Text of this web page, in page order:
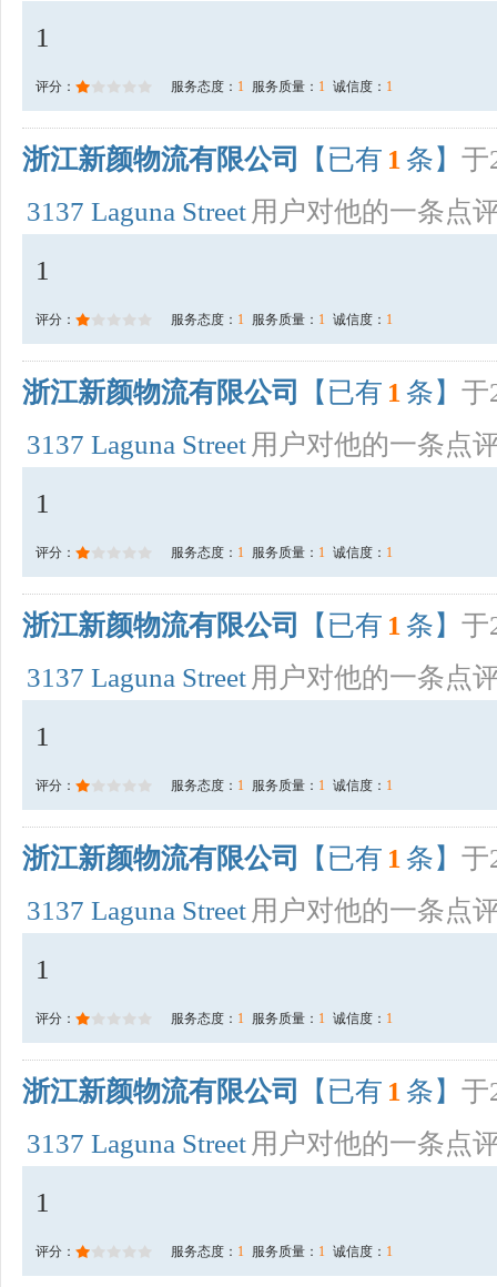
1
评分： 服务态度： 1 服务质量： 1 诚信度： 1
浙江新颜物流有限公司 【已有 1 条】 于
3137 Laguna Street 用户对他的一条点
1
评分： 服务态度： 1 服务质量： 1 诚信度： 1
浙江新颜物流有限公司 【已有 1 条】 于
3137 Laguna Street 用户对他的一条点
1
评分： 服务态度： 1 服务质量： 1 诚信度： 1
浙江新颜物流有限公司 【已有 1 条】 于
3137 Laguna Street 用户对他的一条点
1
评分： 服务态度： 1 服务质量： 1 诚信度： 1
浙江新颜物流有限公司 【已有 1 条】 于
3137 Laguna Street 用户对他的一条点
1
评分： 服务态度： 1 服务质量： 1 诚信度： 1
浙江新颜物流有限公司 【已有 1 条】 于
3137 Laguna Street 用户对他的一条点
1
评分： 服务态度： 1 服务质量： 1 诚信度： 1